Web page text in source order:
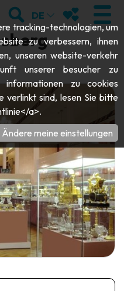
FÜR
SUCHEN
DE MEINE
tracking-technologien, um
zu verbessern, ihnen
unseren website-verkehr
unserer besucher zu
zu cookies
verlinkt sind, lesen Sie bitte
a>.
Ändere meine einstellungen